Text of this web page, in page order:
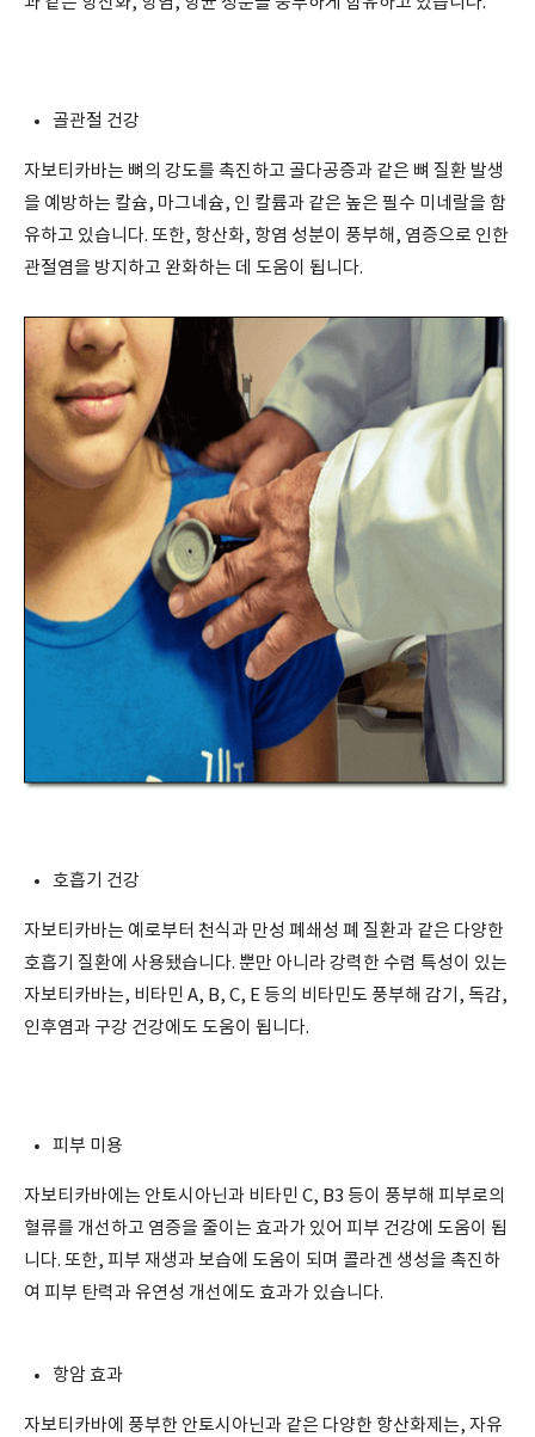
골관절 건강
자보티카바는 뼈의 강도를 촉진하고 골다공증과 같은 뼈 질환 발생
을 예방하는 칼슘, 마그네슘, 인 칼륨과 같은 높은 필수 미네랄을 함
유하고 있습니다. 또한, 항산화, 항염 성분이 풍부해, 염증으로 인한
관절염을 방지하고 완화하는 데 도움이 됩니다.
호흡기 건강
자보티카바는 예로부터 천식과 만성 폐쇄성 폐 질환과 같은 다양한
호흡기 질환에 사용됐습니다. 뿐만 아니라 강력한 수렴 특성이 있는
자보티카바는, 비타민 A, B, C, E 등의 비타민도 풍부해 감기, 독감,
인후염과 구강 건강에도 도움이 됩니다.
피부 미용
자보티카바에는 안토시아닌과 비타민 C, B3 등이 풍부해 피부로의
혈류를 개선하고 염증을 줄이는 효과가 있어 피부 건강에 도움이 됩
니다. 또한, 피부 재생과 보습에 도움이 되며 콜라겐 생성을 촉진하
여 피부 탄력과 유연성 개선에도 효과가 있습니다.
항암 효과
자보티카바에 풍부한 안토시아닌과 같은 다양한 항산화제는, 자유